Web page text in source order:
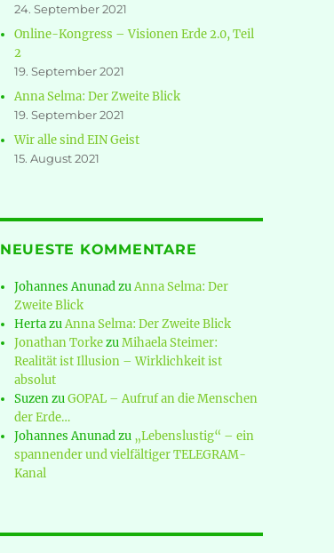
24. September 2021
Online-Kongress – Visionen Erde 2.0, Teil
2
19. September 2021
Anna Selma: Der Zweite Blick
19. September 2021
Wir alle sind EIN Geist
15. August 2021
NEUESTE KOMMENTARE
Johannes AnunadzuAnna Selma: Der
Zweite Blick
HertazuAnna Selma: Der Zweite Blick
Jonathan TorkezuMihaela Steimer:
Realität ist Illusion – Wirklichkeit ist
absolut
SuzenzuGOPAL – Aufruf an die Menschen
der Erde…
Johannes Anunadzu „Lebenslustig“ – ein
spannender und vielfältiger TELEGRAM-
Kanal